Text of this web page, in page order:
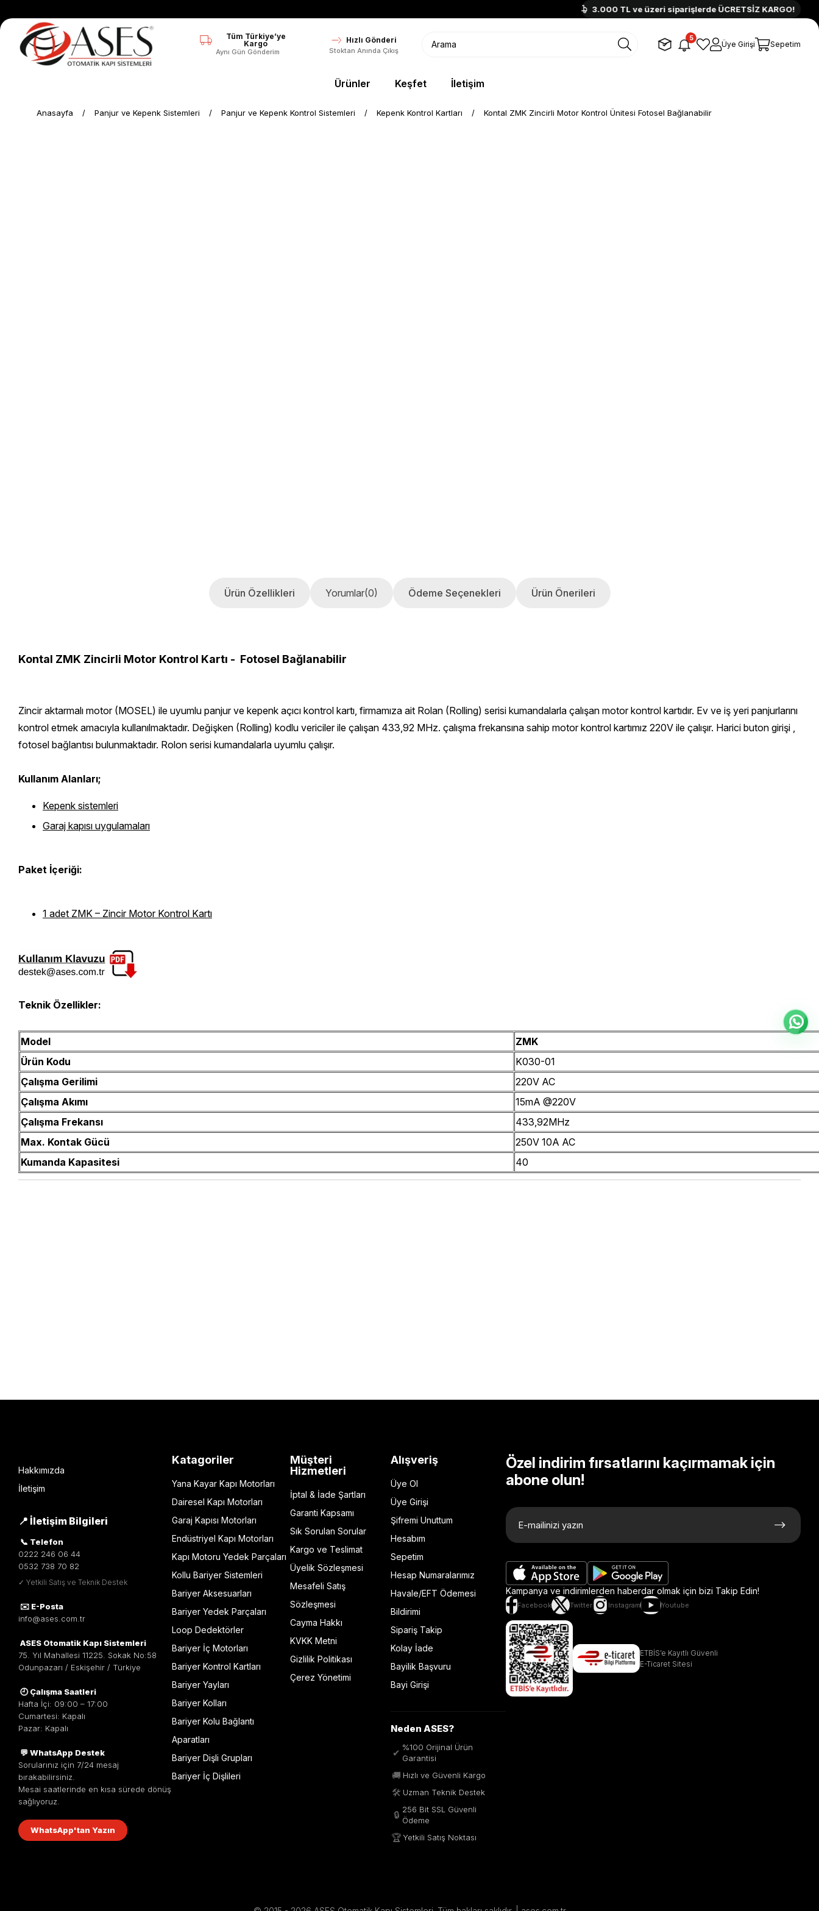
3.000 TL ve üzeri siparişlerde ÜCRETSİZ KARGO!
Tüm Türkiye’ye
Kargo
Aynı Gün Gönderim
Hızlı Gönderi
Stoktan Anında Çıkış
5
Üye Girişi Sepetim
Ürünler Keşfet İletişim
Anasayfa Panjur ve Kepenk Sistemleri Panjur ve Kepenk Kontrol Sistemleri Kepenk Kontrol Kartları Kontal ZMK Zincirli Motor Kontrol Ünitesi Fotosel Bağlanabilir
Ürün Özellikleri Yorumlar(0) Ödeme Seçenekleri Ürün Önerileri
Kontal ZMK Zincirli Motor Kontrol Kartı - Fotosel Bağlanabilir
Zincir aktarmalı motor (MOSEL) ile uyumlu panjur ve kepenk açıcı kontrol kartı, firmamıza ait Rolan (Rolling) serisi kumandalarla çalışan motor kontrol kartıdır. Ev ve iş yeri panjurlarını
kontrol etmek amacıyla kullanılmaktadır. Değişken (Rolling) kodlu vericiler ile çalışan 433,92 MHz. çalışma frekansına sahip motor kontrol kartımız 220V ile çalışır. Harici buton girişi ,
fotosel bağlantısı bulunmaktadır. Rolon serisi kumandalarla uyumlu çalışır.
Kullanım Alanları;
Kepenk sistemleri
Garaj kapısı uygulamaları
Paket İçeriği:
1 adet ZMK – Zincir Motor Kontrol Kartı
Teknik Özellikler:
Model
ZMK
Ürün Kodu
K030-01
Çalışma Gerilimi
220V AC
Çalışma Akımı
15mA @220V
Çalışma Frekansı
433,92MHz
Max. Kontak Gücü
250V 10A AC
Kumanda Kapasitesi
40
Hakkımızda
İletişim
📍 İletişim Bilgileri
📞 Telefon
0222 246 06 44
0532 738 70 82
✓ Yetkili Satış ve Teknik Destek
✉️ E-Posta
info@ases.com.tr
ASES Otomatik Kapı Sistemleri
75. Yıl Mahallesi 11225. Sokak No:58
Odunpazarı / Eskişehir / Türkiye
🕘 Çalışma Saatleri
Hafta İçi: 09:00 – 17:00
Cumartesi: Kapalı
Pazar: Kapalı
💬 WhatsApp Destek
Sorularınız için 7/24 mesaj
bırakabilirsiniz.
Mesai saatlerinde en kısa sürede dönüş
sağlıyoruz.
WhatsApp'tan Yazın
Katagoriler
Yana Kayar Kapı Motorları
Dairesel Kapı Motorları
Garaj Kapısı Motorları
Endüstriyel Kapı Motorları
Kapı Motoru Yedek Parçaları
Kollu Bariyer Sistemleri
Bariyer Aksesuarları
Bariyer Yedek Parçaları
Loop Dedektörler
Bariyer İç Motorları
Bariyer Kontrol Kartları
Bariyer Yayları
Bariyer Kolları
Bariyer Kolu Bağlantı
Aparatları
Bariyer Dişli Grupları
Bariyer İç Dişlileri
Müşteri
Hizmetleri
İptal & İade Şartları
Garanti Kapsamı
Sık Sorulan Sorular
Kargo ve Teslimat
Üyelik Sözleşmesi
Mesafeli Satış
Sözleşmesi
Cayma Hakkı
KVKK Metni
Gizlilik Politikası
Çerez Yönetimi
Alışveriş
Üye Ol
Üye Girişi
Şifremi Unuttum
Hesabım
Sepetim
Hesap Numaralarımız
Havale/EFT Ödemesi
Bildirimi
Sipariş Takip
Kolay İade
Bayilik Başvuru
Bayi Girişi
Neden ASES?
✔ %100 Orijinal Ürün
Garantisi
🚚 Hızlı ve Güvenli Kargo
🛠️ Uzman Teknik Destek
🔒 256 Bit SSL Güvenli
Ödeme
🏆Yetkili Satış Noktası
Özel indirim fırsatlarını kaçırmamak için
abone olun!
Kampanya ve indirimlerden haberdar olmak için bizi Takip Edin!
Facebook Twitter Instagram Youtube
ETBİS’e Kayıtlı Güvenli
E-Ticaret Sitesi